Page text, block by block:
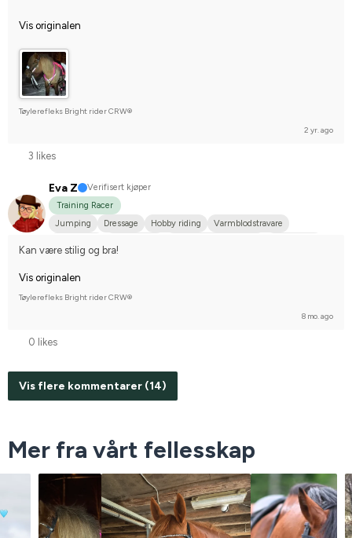
Vis originalen
Tøylerefleks Bright rider CRW®
2 yr. ago
3 likes
Eva Z
Verifisert kjøper
Training Racer
Jumping
Dressage Hobby riding
Varmblodstravare
Compete on hobby-level
Kan være stilig og bra!
Vis originalen
Tøylerefleks Bright rider CRW®
8 mo. ago
0 likes
Vis flere kommentarer (14)
Mer fra vårt fellesskap